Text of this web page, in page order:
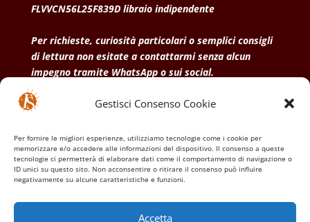
Gestisci Consenso Cookie
Per fornire le migliori esperienze, utilizziamo tecnologie come i cookie per
memorizzare e/o accedere alle informazioni del dispositivo. Il consenso a queste
tecnologie ci permetterà di elaborare dati come il comportamento di navigazione o
ID unici su questo sito. Non acconsentire o ritirare il consenso può influire
negativamente su alcune caratteristiche e funzioni.
Accetta
FLVVCN56L25F839D libraio indipendente
Per richieste, curiosità particolari o semplici consigli
di lettura non esitate a contattarmi senza alcun
impegno tramite WhatsApp o sui social.
• Condizioni generali di vendita